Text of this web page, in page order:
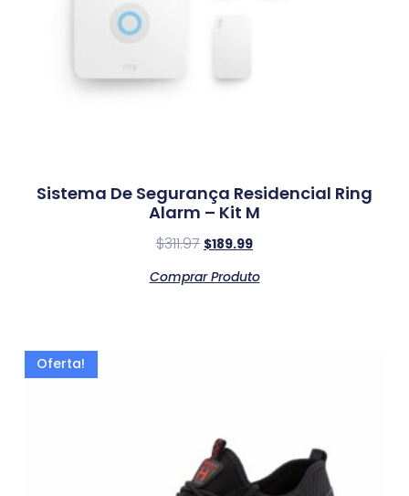
Sistema De Segurança Residencial Ring
Alarm – Kit M
$311.97 $189.99
Comprar Produto
Oferta!